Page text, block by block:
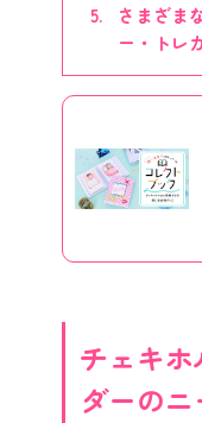
さまざま
ー・トレ
チェキ
ダーの